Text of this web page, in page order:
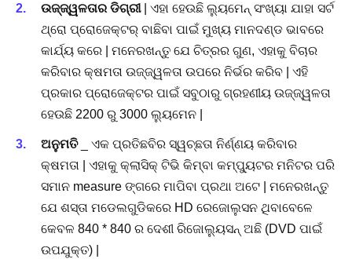
ଉଜ୍ଜ୍ୱଳତାର ଡିଗ୍ରୀ| ଏହା ହେଉଛି ଲ୍ୟୁମେନ୍ ସଂଖ୍ୟା ଯାହା ସର୍ଟ
ଥ୍ରୋ ପ୍ରୋଜେକ୍ଟର୍ ବାଛିବା ପାଇଁ ମୁଖ୍ୟ ମାନଦଣ୍ଡ ଭାବରେ
କାର୍ଯ୍ୟ କରେ | ମନେରଖନ୍ତୁ ଯେ ଚିତ୍ରର ଗୁଣ, ଏହାକୁ ବିଚାର
କରିବାର କ୍ଷମତା ଉଜ୍ଜ୍ୱଳତା ଉପରେ ନିର୍ଭର କରିବ | ଏହି
ପ୍ରକାର ପ୍ରୋଜେକ୍ଟର ପାଇଁ ସବୁଠାରୁ ଗ୍ରହଣୀୟ ଉଜ୍ଜ୍ୱଳତା
ହେଉଛି 2200 ରୁ 3000 ଲ୍ୟୁମେନ |
ଅନୁମତି_ ଏକ ପ୍ରତିଛବିର ସ୍ୱଚ୍ଛତା ନିର୍ଣ୍ଣୟ କରିବାର
କ୍ଷମତା | ଏହାକୁ କ୍ଲାସିକ୍ ଟିଭି କିମ୍ବା କମ୍ପ୍ୟୁଟର ମନିଟର ପରି
ସମାନ measure ଙ୍ଗରେ ମାପିବା ପ୍ରଥା ଅଟେ | ମନେରଖନ୍ତୁ
ଯେ ଶସ୍ତା ମଡେଲଗୁଡିକରେ HD ରେଜୋଲୁସନ ଥିବାବେଳେ
କେବଳ 840 * 840 ର ଦେଶୀ ରିଜୋଲ୍ୟୁସନ୍ ଅଛି (DVD ପାଇଁ
ଉପଯୁକ୍ତ) |